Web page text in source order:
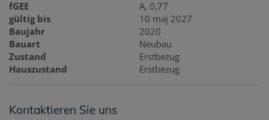
fGEE
A, 0,77
gültig bis
10 maj 2027
Baujahr
2020
Bauart
Neubau
Zustand
Erstbezug
Hauszustand
Erstbezug
Kontaktieren Sie uns